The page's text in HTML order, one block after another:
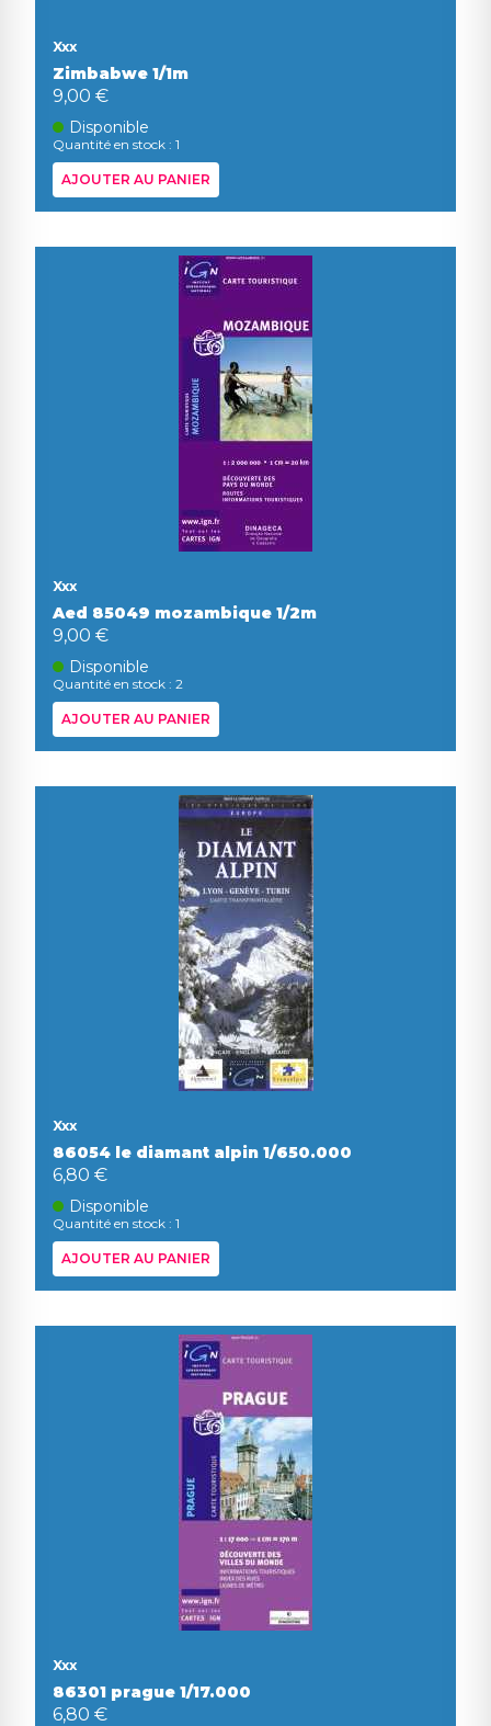
Xxx
Zimbabwe 1/1m
9,00 €
Disponible
Quantité en stock : 1
AJOUTER AU PANIER
Xxx
Aed 85049 mozambique 1/2m
9,00 €
Disponible
Quantité en stock : 2
AJOUTER AU PANIER
Xxx
86054 le diamant alpin 1/650.000
6,80 €
Disponible
Quantité en stock : 1
AJOUTER AU PANIER
Xxx
86301 prague 1/17.000
6,80 €